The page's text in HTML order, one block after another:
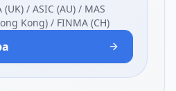
(UK) / ASIC (AU) / MAS
Kong) / FINMA (CH)